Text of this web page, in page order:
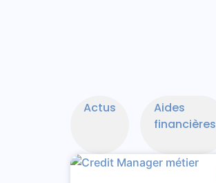
Actus
Aides
financières